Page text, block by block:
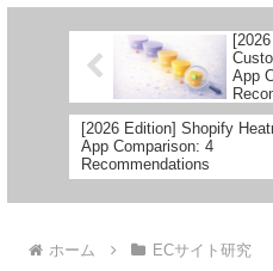
App
[2026 Edition] Shopify
App Comparison: 4
Recommendations
ホーム ECサイト研究